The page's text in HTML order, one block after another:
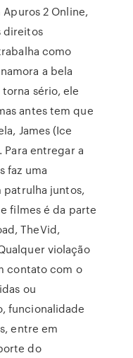
2 Online,
direitos
como
a bela
sério, ele
antes tem que
James (Ice
entregar a
faz uma
patrulha juntos,
filmes é da parte
TheVid,
violação
contato com o
ou
funcionalidade
entre em
do